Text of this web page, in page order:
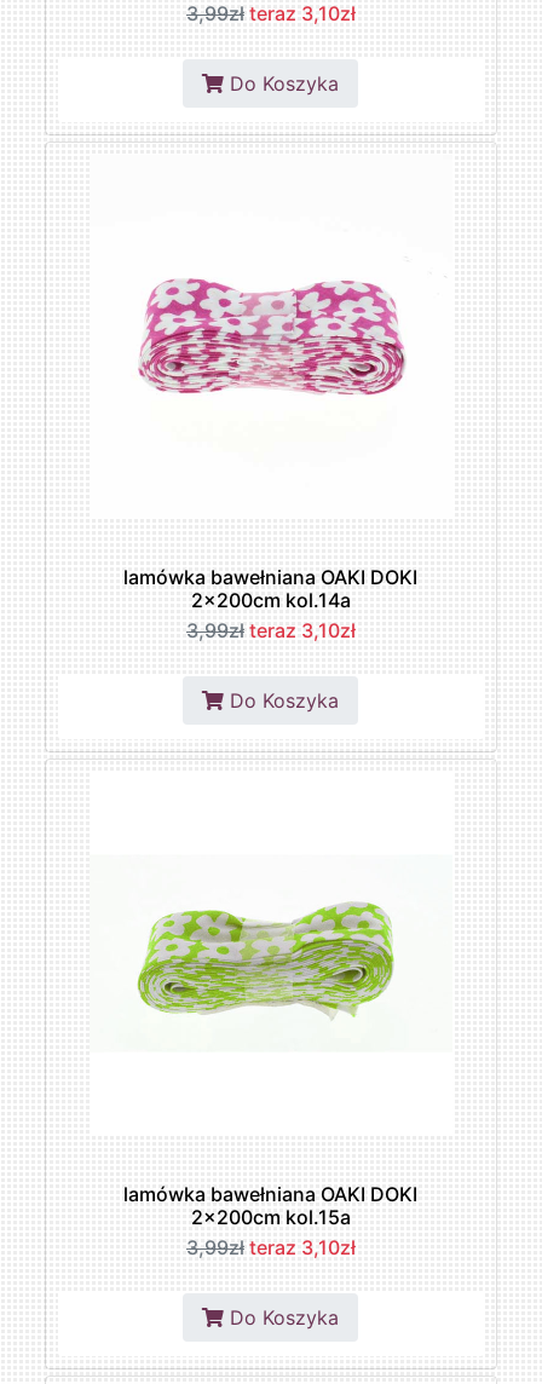
3,99zł teraz 3,10zł
Do Koszyka
lamówka bawełniana OAKI DOKI
2x200cm kol.14a
3,99zł teraz 3,10zł
Do Koszyka
lamówka bawełniana OAKI DOKI
2x200cm kol.15a
3,99zł teraz 3,10zł
Do Koszyka